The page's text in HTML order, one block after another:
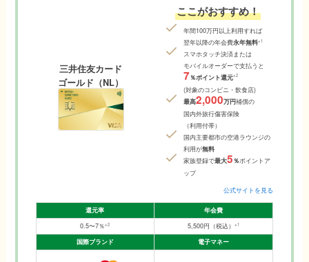
三井住友カード
ゴールド（NL）
ここがおすすめ！
年間100万円以上利用すれば
翌年以降の年会費永年無料※1
スマホタッチ決済または
モバイルオーダーで支払うと
7％ポイント還元※2
(対象のコンビニ・飲食店)
最高2,000万円補償の
国内外旅行傷害保険
（利用付帯）
国内主要都市の空港ラウンジの
利用が無料
家族登録で最大5％ポイントア
ップ
公式サイトを見る
還元率
年会費
0.5〜7％※2 5,500円（税込） ※1
国際ブランド 電子マネー